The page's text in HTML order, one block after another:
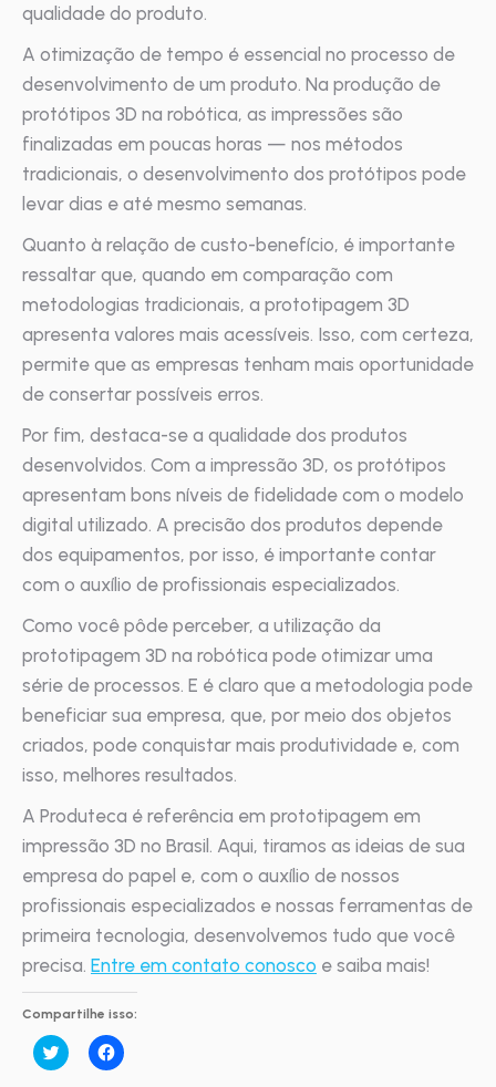
qualidade do produto.
A otimização de tempo é essencial no processo de
desenvolvimento de um produto. Na produção de
protótipos 3D na robótica, as impressões são
finalizadas em poucas horas — nos métodos
tradicionais, o desenvolvimento dos protótipos pode
levar dias e até mesmo semanas.
Quanto à relação de custo-benefício, é importante
ressaltar que, quando em comparação com
metodologias tradicionais, a prototipagem 3D
apresenta valores mais acessíveis. Isso, com certeza,
permite que as empresas tenham mais oportunidade
de consertar possíveis erros.
Por fim, destaca-se a qualidade dos produtos
desenvolvidos. Com a impressão 3D, os protótipos
apresentam bons níveis de fidelidade com o modelo
digital utilizado. A precisão dos produtos depende
dos equipamentos, por isso, é importante contar
com o auxílio de profissionais especializados.
Como você pôde perceber, a utilização da
prototipagem 3D na robótica pode otimizar uma
série de processos. E é claro que a metodologia pode
beneficiar sua empresa, que, por meio dos objetos
criados, pode conquistar mais produtividade e, com
isso, melhores resultados.
A Produteca é referência em prototipagem em
impressão 3D no Brasil. Aqui, tiramos as ideias de sua
empresa do papel e, com o auxílio de nossos
profissionais especializados e nossas ferramentas de
primeira tecnologia, desenvolvemos tudo que você
precisa. Entre em contato conosco e saiba mais!
Compartilhe isso:
Clique
para
Clique
para